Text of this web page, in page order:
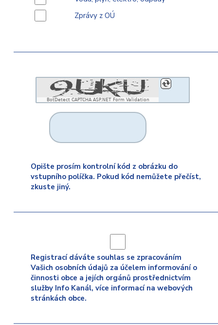
Zprávy z OÚ
BotDetect CAPTCHA ASP.NET Form Validation
Opište prosím kontrolní kód z obrázku do
vstupního políčka. Pokud kód nemůžete přečíst,
zkuste jiný.
Registrací dáváte souhlas se zpracováním
Vašich osobních údajů za účelem informování o
činnosti obce a jejích orgánů prostřednictvím
služby Info Kanál, více informací na webových
stránkách obce.